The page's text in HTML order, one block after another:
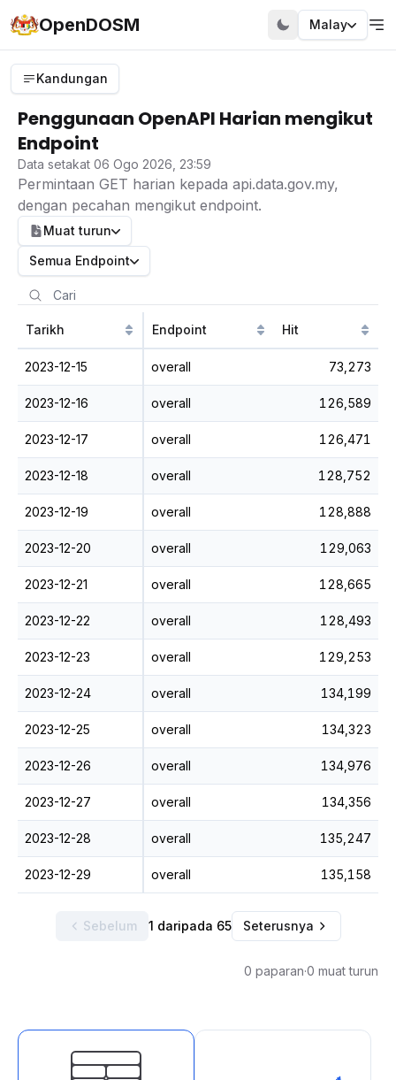
OpenDOSM Malay
Kandungan
Penggunaan OpenAPI Harian mengikut
Endpoint
Data setakat 06 Ogo 2026, 23:59
Permintaan GET harian kepada api.data.gov.my,
dengan pecahan mengikut endpoint.
Muat turun
Semua Endpoint
Tarikh Endpoint Hit
2023-12-15 overall 73,273
2023-12-16 overall 126,589
2023-12-17 overall 126,471
2023-12-18 overall 128,752
2023-12-19 overall 128,888
2023-12-20 overall 129,063
2023-12-21 overall 128,665
2023-12-22 overall 128,493
2023-12-23 overall 129,253
2023-12-24 overall 134,199
2023-12-25 overall 134,323
2023-12-26 overall 134,976
2023-12-27 overall 134,356
2023-12-28 overall 135,247
2023-12-29 overall 135,158
Sebelum 1 daripada 65 Seterusnya
0 paparan·0 muat turun